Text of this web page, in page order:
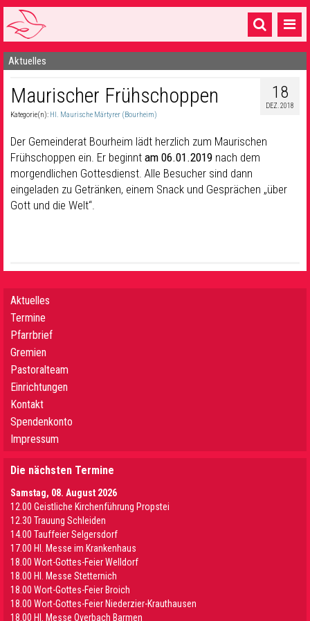
Startseite
1 Pfarrei
16 Gemeinden & mehr
Gottesdienste & Sinnsuche
Sakramente & Feste
Gemeinschaft & Soziales
Aktuelles
18
DEZ. 2018
Maurischer Frühschoppen
Kategorie(n): Hl. Maurische Märtyrer (Bourheim)
Der Gemeinderat Bourheim lädt herzlich zum Maurischen
Frühschoppen ein. Er beginnt am 06.01.2019 nach dem
morgendlichen Gottesdienst. Alle Besucher sind dann
eingeladen zu Getränken, einem Snack und Gesprächen „über
Gott und die Welt“.
Aktuelles
Termine
Pfarrbrief
Gremien
Pastoralteam
Einrichtungen
Kontakt
Spendenkonto
Impressum
Die nächsten Termine
Samstag, 08. August 2026
12.00 Geistliche Kirchenführung Propstei
12.30 Trauung Schleiden
14.00 Tauffeier Selgersdorf
17.00 Hl. Messe im Krankenhaus
18.00 Wort-Gottes-Feier Welldorf
18.00 Hl. Messe Stetternich
18.00 Wort-Gottes-Feier Broich
18.00 Wort-Gottes-Feier Niederzier-Krauthausen
18.00 Hl. Messe Overbach Barmen